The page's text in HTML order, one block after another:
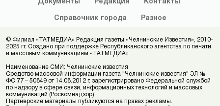
Документы Редакция Контакты
Справочник города Разное
© Филиал «ТАТМЕДИА» Редакция газеты «Челнинские Известия», 2010-
2025 гг. Создано при поддержке Республиканского агентства по печати
и массовым коммуникациям «ТАТМЕДИА».
Наименование СМИ: Челнинские известия
Средство массовой информации газета "Челнинские известия" ЭЛ №
ФС 77 – 50849 от 14.08.2012 г. зарегистрировано Федеральной службой
по надзору в сфере связи, информационных технологий и массовых
коммуникаций (Роскомнадзор)
Партнерские материалы публикуются на правах рекламы.